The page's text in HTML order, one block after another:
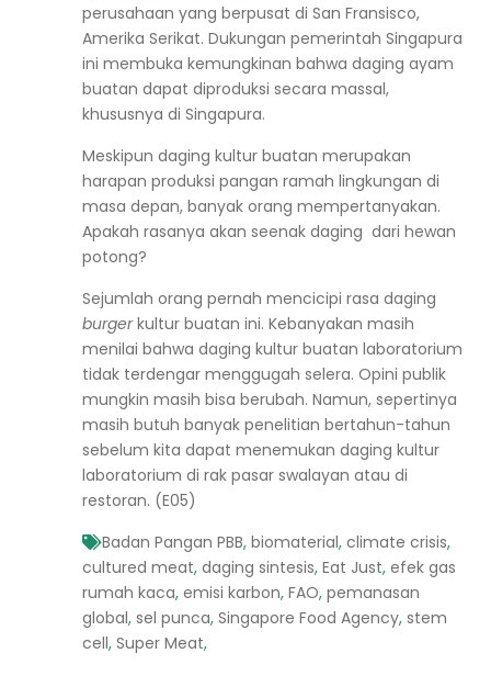
perusahaan yang berpusat di San Fransisco,
Amerika Serikat. Dukungan pemerintah Singapura
ini membuka kemungkinan bahwa daging ayam
buatan dapat diproduksi secara massal,
khususnya di Singapura.
Meskipun daging kultur buatan merupakan
harapan produksi pangan ramah lingkungan di
masa depan, banyak orang mempertanyakan.
Apakah rasanya akan seenak daging dari hewan
potong?
Sejumlah orang pernah mencicipi rasa daging
burgerkultur buatan ini. Kebanyakan masih
menilai bahwa daging kultur buatan laboratorium
tidak terdengar menggugah selera. Opini publik
mungkin masih bisa berubah. Namun, sepertinya
masih butuh banyak penelitian bertahun-tahun
sebelum kita dapat menemukan daging kultur
laboratorium di rak pasar swalayan atau di
restoran. (E05)
Badan Pangan PBB, biomaterial, climate crisis,
cultured meat, daging sintesis, Eat Just, efek gas
rumah kaca, emisi karbon, FAO, pemanasan
global, sel punca, Singapore Food Agency, stem
cell, Super Meat,